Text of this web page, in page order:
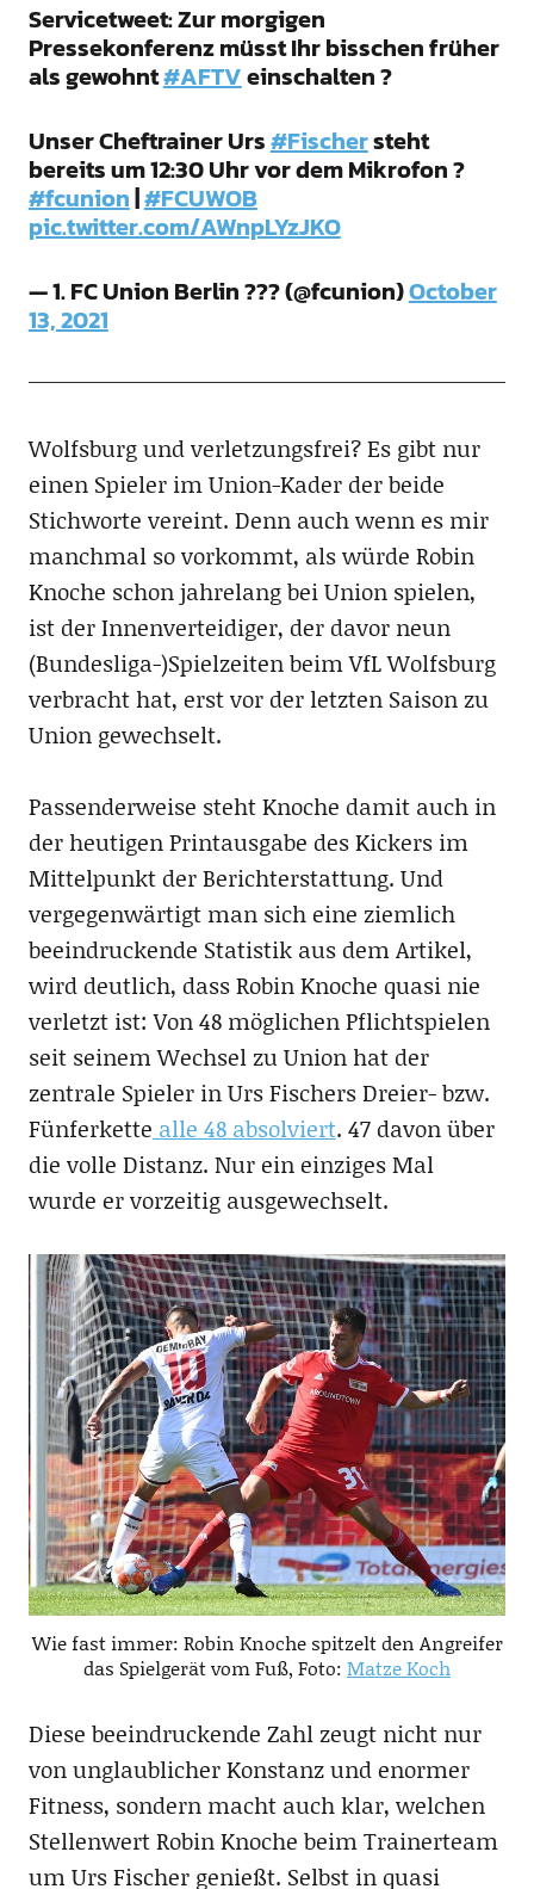
Servicetweet: Zur morgigen
Pressekonferenz müsst Ihr bisschen früher
als gewohnt#AFTVeinschalten ?
Unser Cheftrainer Urs#Fischersteht
bereits um 12:30 Uhr vor dem Mikrofon ?
#fcunion|#FCUWOB
pic.twitter.com/AWnpLYzJKO
— 1. FC Union Berlin ??? (@fcunion)October
13, 2021
Wolfsburg und verletzungsfrei? Es gibt nur
einen Spieler im Union-Kader der beide
Stichworte vereint. Denn auch wenn es mir
manchmal so vorkommt, als würde Robin
Knoche schon jahrelang bei Union spielen,
ist der Innenverteidiger, der davor neun
(Bundesliga-)Spielzeiten beim VfL Wolfsburg
verbracht hat, erst vor der letzten Saison zu
Union gewechselt.
Passenderweise steht Knoche damit auch in
der heutigen Printausgabe des Kickers im
Mittelpunkt der Berichterstattung. Und
vergegenwärtigt man sich eine ziemlich
beeindruckende Statistik aus dem Artikel,
wird deutlich, dass Robin Knoche quasi nie
verletzt ist: Von 48 möglichen Pflichtspielen
seit seinem Wechsel zu Union hat der
zentrale Spieler in Urs Fischers Dreier- bzw.
Fünferkette alle 48 absolviert. 47 davon über
die volle Distanz. Nur ein einziges Mal
wurde er vorzeitig ausgewechselt.
Wie fast immer: Robin Knoche spitzelt den Angreifer
das Spielgerät vom Fuß, Foto: Matze Koch
Diese beeindruckende Zahl zeugt nicht nur
von unglaublicher Konstanz und enormer
Fitness, sondern macht auch klar, welchen
Stellenwert Robin Knoche beim Trainerteam
um Urs Fischer genießt. Selbst in quasi